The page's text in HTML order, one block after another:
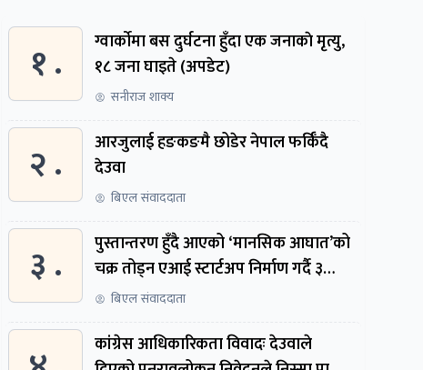
१ .
ग्वार्काेमा बस दुर्घटना हुँदा एक जनाकाे मृत्यु,
१८ जना घाइते (अपडेट)
सनीराज शाक्य
२ .
आरजुलाई हङकङमै छोडेर नेपाल फर्किँदै
देउवा
बिएल संवाददाता
३ .
पुस्तान्तरण हुँदै आएको ‘मानसिक आघात’को
चक्र तोड्न एआई स्टार्टअप निर्माण गर्दै ३
नेपाली
बिएल संवाददाता
कांग्रेस आधिकारिकता विवादः देउवाले